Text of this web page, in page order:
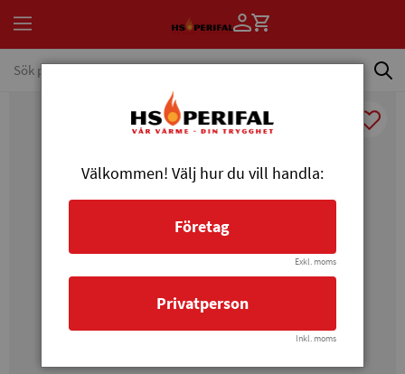
Välkommen! Välj hur du vill handla:
Företag
Exkl. moms
Privatperson
Inkl. moms